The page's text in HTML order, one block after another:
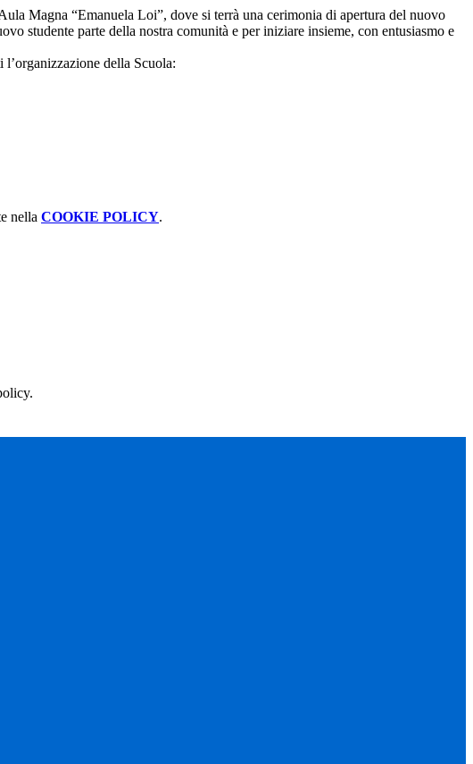
Magna “Emanuela Loi”, dove si terrà una cerimonia di apertura del nuovo
studente parte della nostra comunità e per iniziare insieme, con entusiasmo e
della Scuola:
nella COOKIE POLICY.